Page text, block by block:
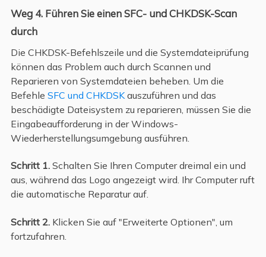
Weg 4. Führen Sie einen SFC- und CHKDSK-Scan
durch
Die CHKDSK-Befehlszeile und die Systemdateiprüfung
können das Problem auch durch Scannen und
Reparieren von Systemdateien beheben. Um die
Befehle SFC und CHKDSKauszuführen und das
beschädigte Dateisystem zu reparieren, müssen Sie die
Eingabeaufforderung in der Windows-
Wiederherstellungsumgebung ausführen.
Schritt 1. Schalten Sie Ihren Computer dreimal ein und
aus, während das Logo angezeigt wird. Ihr Computer ruft
die automatische Reparatur auf.
Schritt 2.Klicken Sie auf "Erweiterte Optionen", um
fortzufahren.